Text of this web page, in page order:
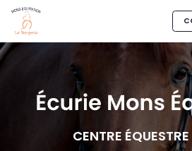
Aller
contenu
principal
CENTRE